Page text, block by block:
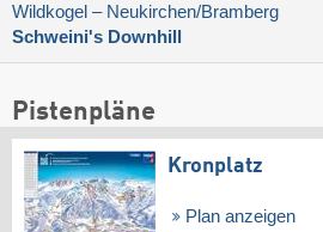
Wildkogel – Neukirchen/​Bramberg
Schweini's Downhill
Pistenpläne
Kronplatz
Plan anzeigen